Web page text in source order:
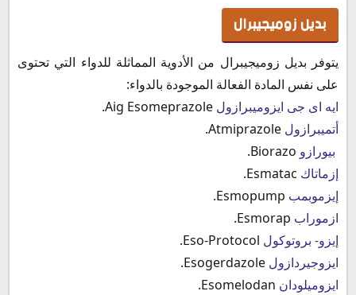
بديل زوميجيبرال
يتوفر بديل زوميجيبرال من الأدوية المماثلة للدواء التي تحتوى
على نفس المادة الفعالة الموجودة بالدواء:
ايه اى جى ايزوميبرازول
أتميبرازول
بيورازو
إزماتاك
إيزموبمب
ازموراب
إيزو- بروتوكول
ايزوجيردازول
ايزوميلودان